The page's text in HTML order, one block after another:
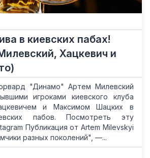
в киевских пабах!
Хацкевич и
"Динамо" Артем Милевский
игроками киевского клуба
и Максимом Шацких в
пабов. Посмотреть эту
Публикация от Artem Milevskyi
разных поколений", —...